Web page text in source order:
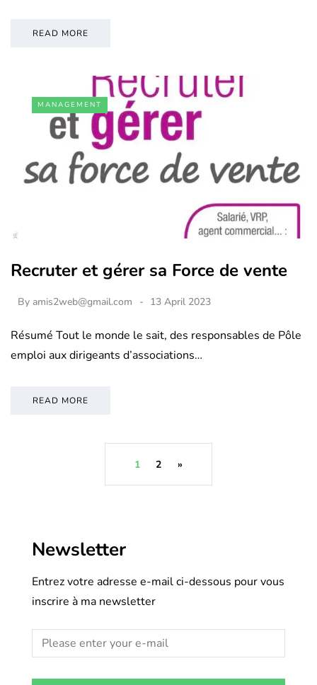
READ MORE
MANAGEMENT
Recruter et gérer sa Force de vente
By amis2web@gmail.com 13 April 2023
Résumé Tout le monde le sait, des responsables de Pôle
emploi aux dirigeants d’associations…
READ MORE
1 2 »
Newsletter
Entrez votre adresse e-mail ci-dessous pour vous
inscrire à ma newsletter